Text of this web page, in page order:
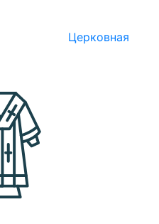
Церковная